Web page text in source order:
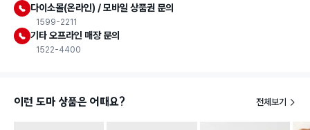
다이소몰(온라인) / 모바일 상품권 문의
1599-2211
기타 오프라인 매장 문의
1522-4400
이런 도마 상품은 어때요? 전체보기